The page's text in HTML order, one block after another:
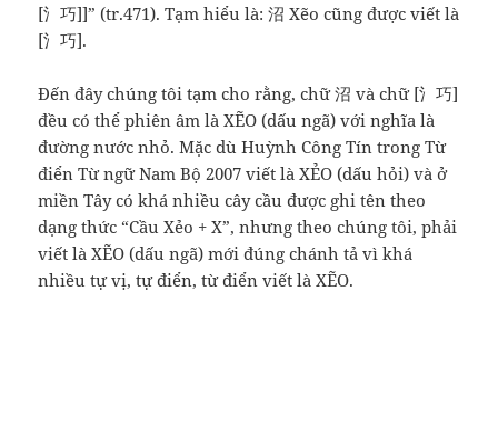
[氵巧]]” (tr.471). Tạm hiểu là: 沼 Xẽo cũng được viết là
[氵巧].
Đến đây chúng tôi tạm cho rằng, chữ 沼 và chữ [氵巧]
đều có thể phiên âm là XẼO (dấu ngã) với nghĩa là
đường nước nhỏ. Mặc dù Huỳnh Công Tín trong Từ
điển Từ ngữ Nam Bộ 2007 viết là XẺO (dấu hỏi) và ở
miền Tây có khá nhiều cây cầu được ghi tên theo
dạng thức “Cầu Xẻo + X”, nhưng theo chúng tôi, phải
viết là XẼO (dấu ngã) mới đúng chánh tả vì khá
nhiều tự vị, tự điển, từ điển viết là XẼO.